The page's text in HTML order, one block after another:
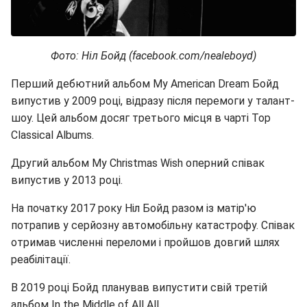
Фото: Ніл Бойд (facebook.com/nealeboyd)
Перший дебютний альбом My American Dream Бойд
випустив у 2009 році, відразу після перемоги у талант-
шоу. Цей альбом досяг третього місця в чарті Top
Classical Albums.
Другий альбом My Christmas Wish оперний співак
випустив у 2013 році.
На початку 2017 року Ніл Бойд разом із матір'ю
потрапив у серйозну автомобільну катастрофу. Співак
отримав численні переломи і пройшов довгий шлях
реабілітації.
В 2019 році Бойд планував випустити свій третій